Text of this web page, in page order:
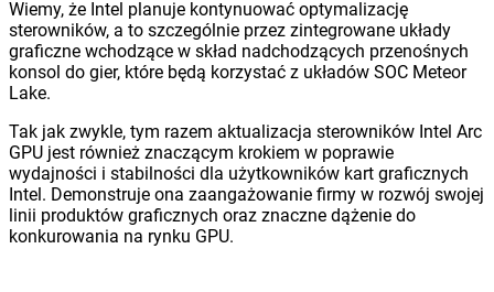
Wiemy, że Intel planuje kontynuować optymalizację
sterowników, a to szczególnie przez zintegrowane układy
graficzne wchodzące w skład nadchodzących przenośnych
konsol do gier, które będą korzystać z układów SOC Meteor
Lake.
Tak jak zwykle, tym razem aktualizacja sterowników Intel Arc
GPU jest również znaczącym krokiem w poprawie
wydajności i stabilności dla użytkowników kart graficznych
Intel. Demonstruje ona zaangażowanie firmy w rozwój swojej
linii produktów graficznych oraz znaczne dążenie do
konkurowania na rynku GPU.